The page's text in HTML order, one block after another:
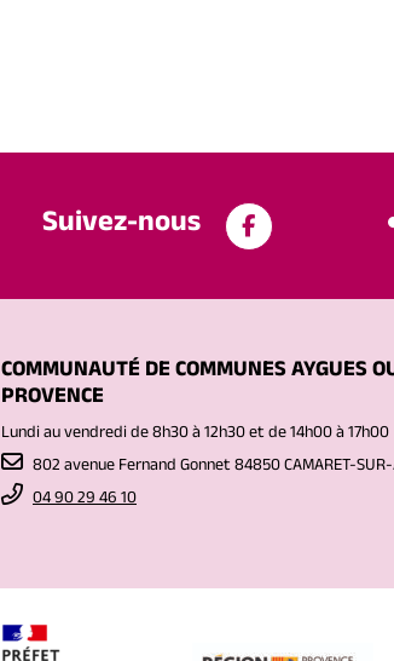
Suivez-nous
COMMUNAUTÉ DE COMMUNES AYGUES
PROVENCE
Lundi au vendredi de 8h30 à 12h30 et de 14h00 à 17h00
802 avenue Fernand Gonnet 84850 CAMARET-SUR-
04 90 29 46 10